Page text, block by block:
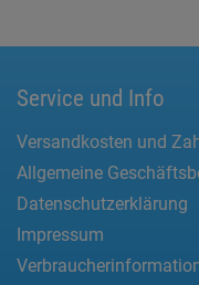
Service und Info
Versandkosten und
Allgemeine
Datenschutzerklärung
Impressum